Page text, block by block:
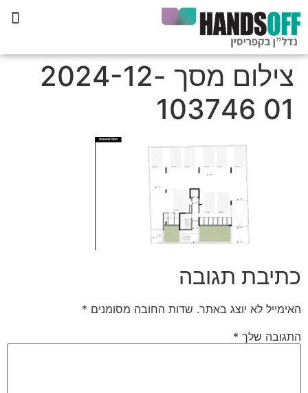
צילום מסך 2024-12-
01 103746
כתיבת תגובה
האימייל לא יוצג באתר. שדות החובה מסומנים *
התגובה שלך *